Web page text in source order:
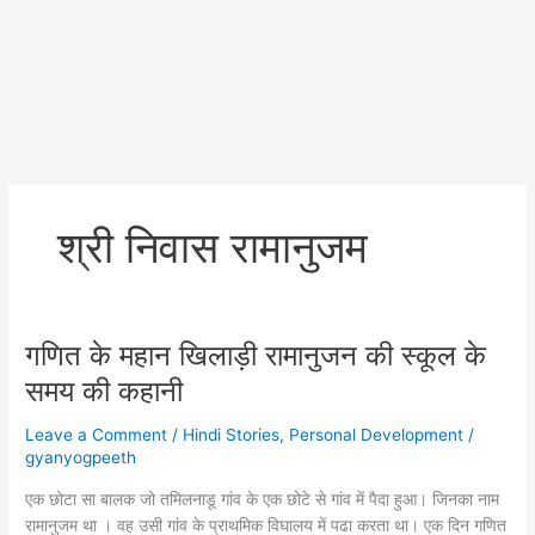
श्री निवास रामानुजम
गणित के महान खिलाड़ी रामानुजन की स्कूल के
समय की कहानी
Leave a Comment / Hindi Stories, Personal Development /
gyanyogpeeth
एक छोटा सा बालक जो तमिलनाडू गांव के एक छोटे से गांव में पैदा हुआ। जिनका नाम
रामानुजम था । वह उसी गांव के प्राथमिक विघालय में पढा करता था। एक दिन गणित